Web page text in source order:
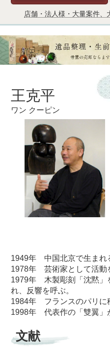
店舗・法人様・大量案件、
王克平
ワン クーピン
1949年 中国北京で生まれ
1978年 芸術家として活動
1979年 木製彫刻「沈黙」
れ、反響を呼ぶ。
1984年 フランスのパリに
1998年 代表作の「雙翼」
文献